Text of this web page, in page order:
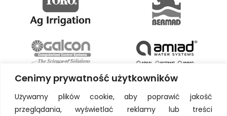
Cenimy prywatność użytkowników
Używamy plików cookie, aby poprawić jakość
przeglądania, wyświetlać reklamy lub treści